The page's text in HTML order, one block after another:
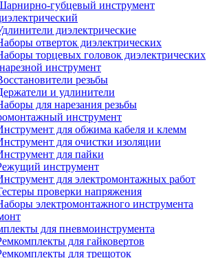
губцевый инструмент
диэлектрические
отверток диэлектрических
торцевых головок диэлектрических
инструмент
резьбы
и удлинители
для нарезания резьбы
инструмент
для обжима кабеля и клемм
для очистки изоляции
для пайки
инструмент
для электромонтажных работ
проверки напряжения
электромонтажного инструмента
для пневмоинструмента
для гайковертов
для трещоток